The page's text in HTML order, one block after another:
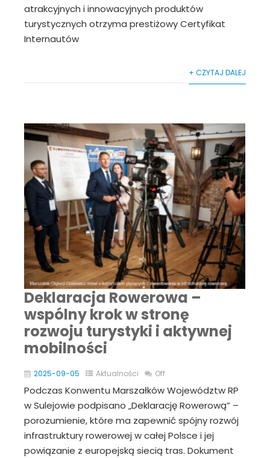
atrakcyjnych i innowacyjnych produktów
turystycznych otrzyma prestiżowy Certyfikat
Internautów
+ CZYTAJ DALEJ
Deklaracja Rowerowa –
wspólny krok w stronę
rozwoju turystyki i aktywnej
mobilności
2025-09-05 Aktualności Off
Podczas Konwentu Marszałków Województw RP
w Sulejowie podpisano „Deklarację Rowerową” –
porozumienie, które ma zapewnić spójny rozwój
infrastruktury rowerowej w całej Polsce i jej
powiązanie z europejską siecią tras. Dokument